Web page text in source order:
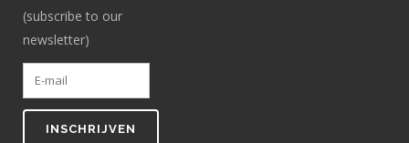
(subscribe to our
newsletter)